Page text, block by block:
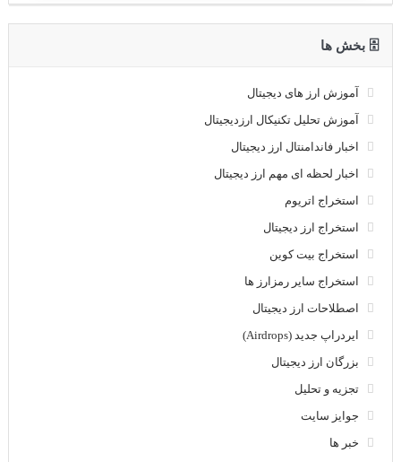
🗄 بخش ها
آموزش ارز های دیجیتال
آموزش تحلیل تکنیکال ارزدیجیتال
اخبار فاندامنتال ارز دیجیتال
اخبار لحظه ای مهم ارز دیجیتال
استخراج اتریوم
استخراج ارز دیجیتال
استخراج بیت کوین
استخراج سایر رمزارز ها
اصطلاحات ارز دیجیتال
ایردراپ جدید (Airdrops)
بزرگان ارز دیجیتال
تجزیه و تحلیل
جوایز سایت
خبر ها